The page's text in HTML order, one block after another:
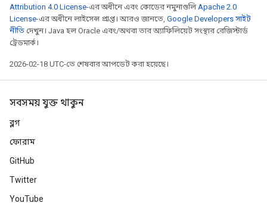
Attribution 4.0 License-এর অধীনে এবং কোডের নমুনাগুলিApache 2.0
License-এর অধীনে লাইসেন্স প্রাপ্ত। আরও জানতে, Google Developers সাইট
নীতি দেখুন। Java হল Oracle এবং/অথবা তার অ্যাফিলিয়েট সংস্থার রেজিস্টার্ড
ট্রেডমার্ক।
2026-02-18 UTC-তে শেষবার আপডেট করা হয়েছে।
সবসময় যুক্ত থাকুন
ব্লগ
ফোরাম
GitHub
Twitter
YouTube